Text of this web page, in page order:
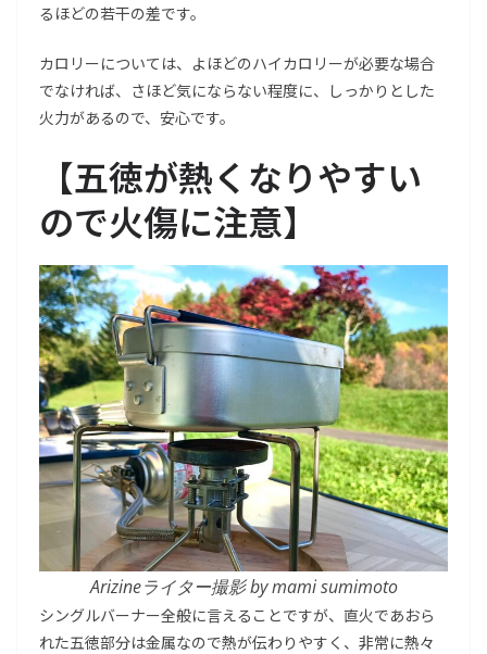
るほどの若干の差です。
カロリーについては、よほどのハイカロリーが必要な場合
でなければ、さほど気にならない程度に、しっかりとした
火力があるので、安心です。
【五徳が熱くなりやすい
ので火傷に注意】
Arizineライター撮影 by mami sumimoto
シングルバーナー全般に言えることですが、直火であおら
れた五徳部分は金属なので熱が伝わりやすく、非常に熱々